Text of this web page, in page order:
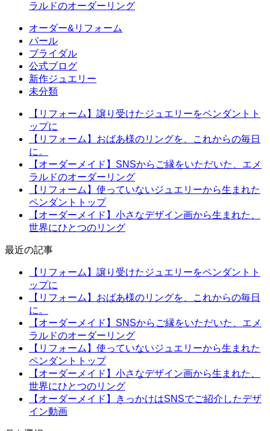
ラルドのオーダーリング
オーダー&リフォーム
パール
ブライダル
公式ブログ
新作ジュエリー
未分類
【リフォーム】譲り受けたジュエリーをペンダントト
ップに
【リフォーム】おばあ様のリングを、これからの毎日
に。
【オーダーメイド】SNSからご縁をいただいた、エメ
ラルドのオーダーリング
【リフォーム】使っていないジュエリーから生まれた
ペンダントトップ
【オーダーメイド】小さなデザイン画から生まれた、
世界にひとつのリング
最近の記事
【リフォーム】譲り受けたジュエリーをペンダントト
ップに
【リフォーム】おばあ様のリングを、これからの毎日
に。
【オーダーメイド】SNSからご縁をいただいた、エメ
ラルドのオーダーリング
【リフォーム】使っていないジュエリーから生まれた
ペンダントトップ
【オーダーメイド】小さなデザイン画から生まれた、
世界にひとつのリング
【オーダーメイド】きっかけはSNSでご紹介したデザ
イン動画